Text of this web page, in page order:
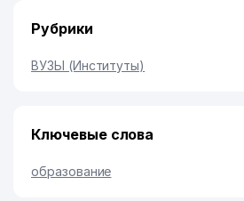
Рубрики
ВУЗЫ (Институты)
Ключевые слова
образование